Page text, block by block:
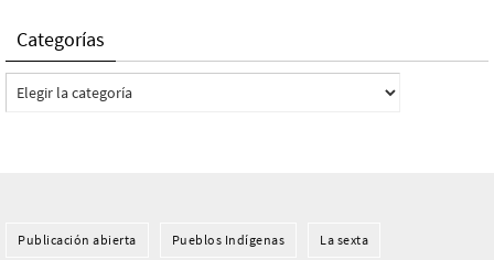
Categorías
Categorías
Publicación abierta Pueblos Indí­genas La sexta